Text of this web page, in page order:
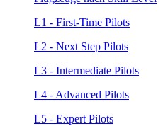
L1 - First-Time Pilots
L2 - Next Step Pilots
L3 - Intermediate Pilots
L4 - Advanced Pilots
L5 - Expert Pilots